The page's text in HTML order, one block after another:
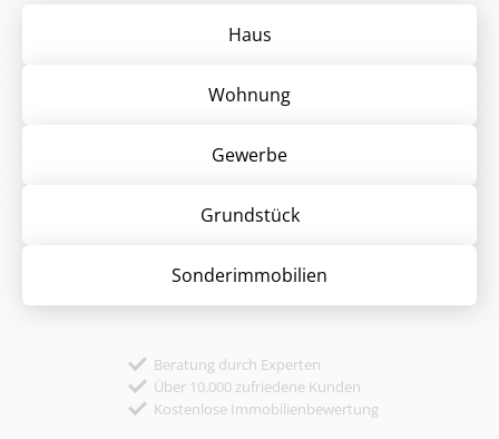
Haus
Wohnung
Gewerbe
Grund­stück
Sonder­immobilien
Beratung durch Experten
Über 10.000 zufriedene Kunden
Kostenlose Immobilienbewertung